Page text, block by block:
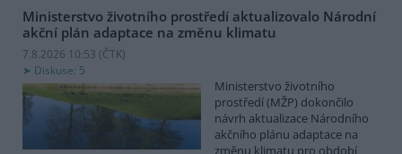
Ministerstvo životního prostředí aktualizovalo Národní
akční plán adaptace na změnu klimatu
7.8.2026 10:53 (ČTK)
Diskuse: 5
Ministerstvo životního
prostředí (MŽP) dokončilo
návrh aktualizace Národního
akčního plánu adaptace na
změnu klimatu pro období